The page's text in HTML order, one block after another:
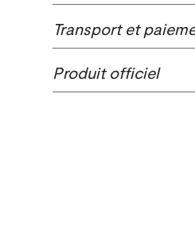
Transport et
Produit officiel